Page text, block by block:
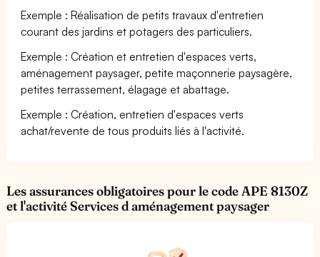
Exemple : Réalisation de petits travaux d'entretien
courant des jardins et potagers des particuliers.
Exemple : Création et entretien d'espaces verts,
aménagement paysager, petite maçonnerie paysagère,
petites terrassement, élagage et abattage.
Exemple : Création, entretien d'espaces verts
achat/revente de tous produits liés à l'activité.
Les assurances obligatoires pour le code APE 8130Z
et l'activité Services d aménagement paysager